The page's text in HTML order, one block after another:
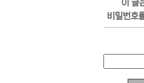
이 글
비밀번호